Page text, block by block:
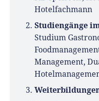
Hotelfachmann
Studiengänge
Studium
Management,